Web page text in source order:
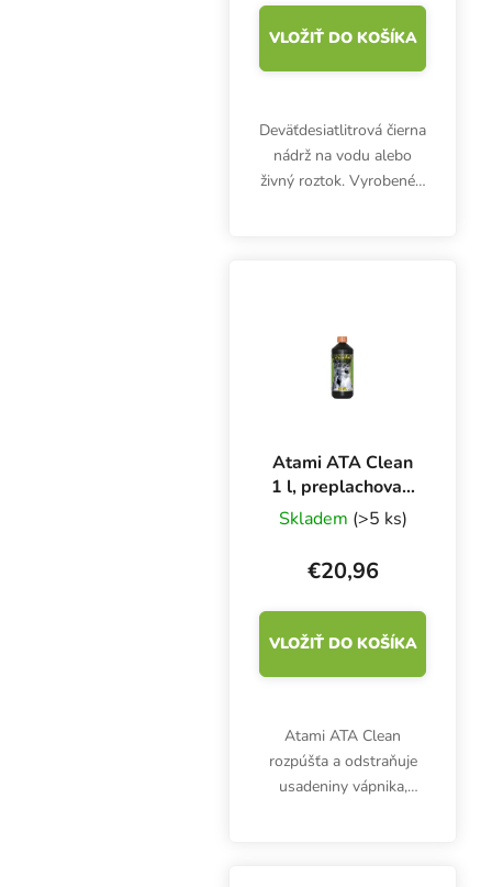
VLOŽIŤ DO KOŠÍKA
Deväťdesiatlitrová čierna
nádrž na vodu alebo
živný roztok. Vyrobené z
Atami ATA Clean
1 l, preplachovací
prostriedok
Skladem (>5 ks)
€20,96
VLOŽIŤ DO KOŠÍKA
Atami ATA Clean
rozpúšťa a odstraňuje
usadeniny vápnika,